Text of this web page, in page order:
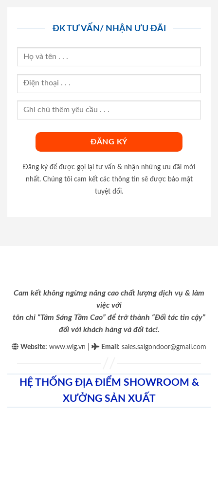
ĐK TƯ VẤN/ NHẬN ƯU ĐÃI
Đăng ký để được gọi lại tư vấn & nhận những ưu đãi mới
nhất. Chúng tôi cam kết các thông tin sẽ được bảo mật
tuyệt đối.
Cam kết không ngừng nâng cao chất lượng dịch vụ & làm
việc với
tôn chỉ “Tâm Sáng Tầm Cao” để trở thành “Đối tác tin cậy”
đối với khách hàng và đối tác!.
Website: www.wig.vn Email : sales.saigondoor@gmail.com
HỆ THỐNG ĐỊA ĐIỂM SHOWROOM &
XƯỞNG SẢN XUẤT